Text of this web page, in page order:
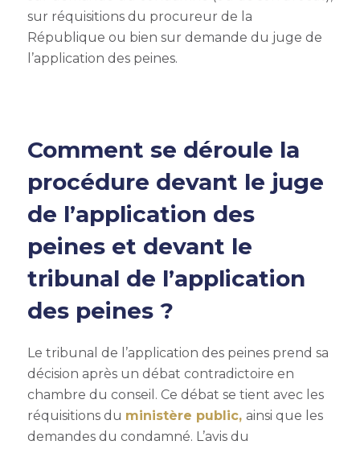
sur réquisitions du procureur de la
République ou bien sur demande du juge de
l’application des peines.
Comment se déroule la
procédure devant le juge
de l’application des
peines et devant le
tribunal de l’application
des peines ?
Le tribunal de l’application des peines prend sa
décision après un débat contradictoire en
chambre du conseil. Ce débat se tient avec les
réquisitions du ministère public, ainsi que les
demandes du condamné. L’avis du